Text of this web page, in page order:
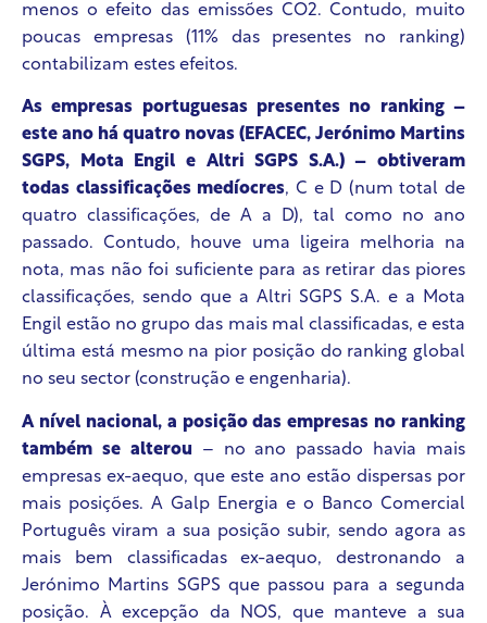
menos o efeito das emissões CO2. Contudo, muito
poucas empresas (11% das presentes no ranking)
contabilizam estes efeitos.
As empresas portuguesas presentes no ranking –
este ano há quatro novas (EFACEC, Jerónimo Martins
SGPS, Mota Engil e Altri SGPS S.A.) – obtiveram
todas classificações medíocres, C e D (num total de
quatro classificações, de A a D), tal como no ano
passado. Contudo, houve uma ligeira melhoria na
nota, mas não foi suficiente para as retirar das piores
classificações, sendo que a Altri SGPS S.A. e a Mota
Engil estão no grupo das mais mal classificadas, e esta
última está mesmo na pior posição do ranking global
no seu sector (construção e engenharia).
A nível nacional, a posição das empresas no ranking
também se alterou –
no ano passado havia mais
empresas ex-aequo, que este ano estão dispersas por
mais posições. A Galp Energia e o Banco Comercial
Português viram a sua posição subir, sendo agora as
mais bem classificadas ex-aequo, destronando a
Jerónimo Martins SGPS que passou para a segunda
posição. À excepção da NOS, que manteve a sua